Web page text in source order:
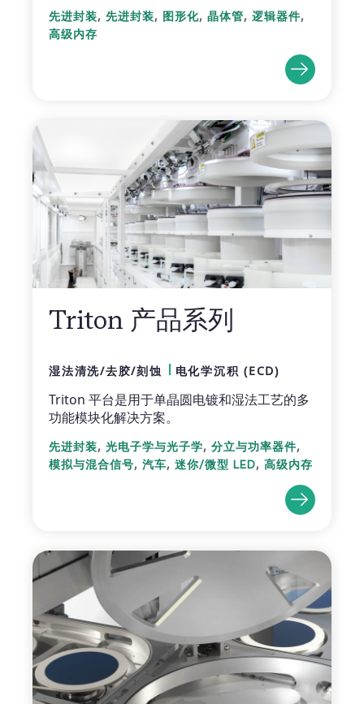
先进封装, 先进封装, 图形化, 晶体管, 逻辑器件,
高级内存
Triton 产品系列
湿法清洗/去胶/刻蚀 电化学沉积 (ECD)
Triton 平台是用于单晶圆电镀和湿法工艺的多
功能模块化解决方案。
先进封装, 光电子学与光子学, 分立与功率器件,
模拟与混合信号, 汽车, 迷你/微型 LED, 高级内存